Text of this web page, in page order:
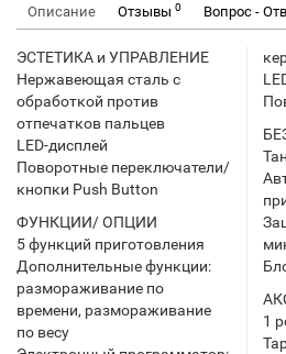
Описание Отзывы 0 Вопрос -
ЭСТЕТИКА и УПРАВЛЕНИЕ
Нержавеющая сталь с
обработкой против
отпечатков пальцев
LЕD-дисплей
Поворотные переключатели/
кнопки Push Button
ФУНКЦИИ/ ОПЦИИ
5 функций приготовления
Дополнительные функции:
размораживание по
времени, размораживание
по весу
1